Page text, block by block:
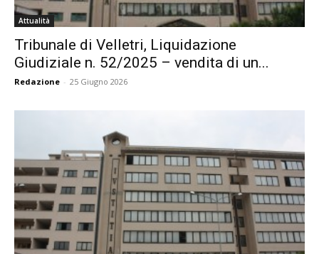
Attualità
Tribunale di Velletri, Liquidazione
Giudiziale n. 52/2025 – vendita di un...
Redazione - 25 Giugno 2026